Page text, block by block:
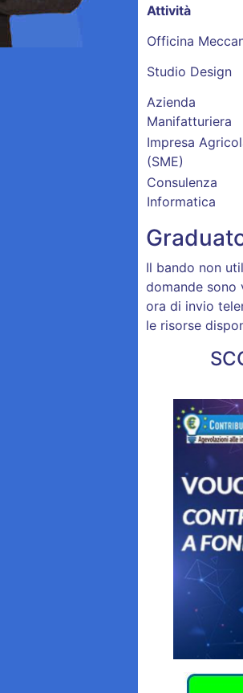
Attività
Officina
Studio Design
Azienda
Manifatturiera
Impresa
(SME)
Consulenza
Informatica
Il bando non
domande sono
ora di invio
le risorse